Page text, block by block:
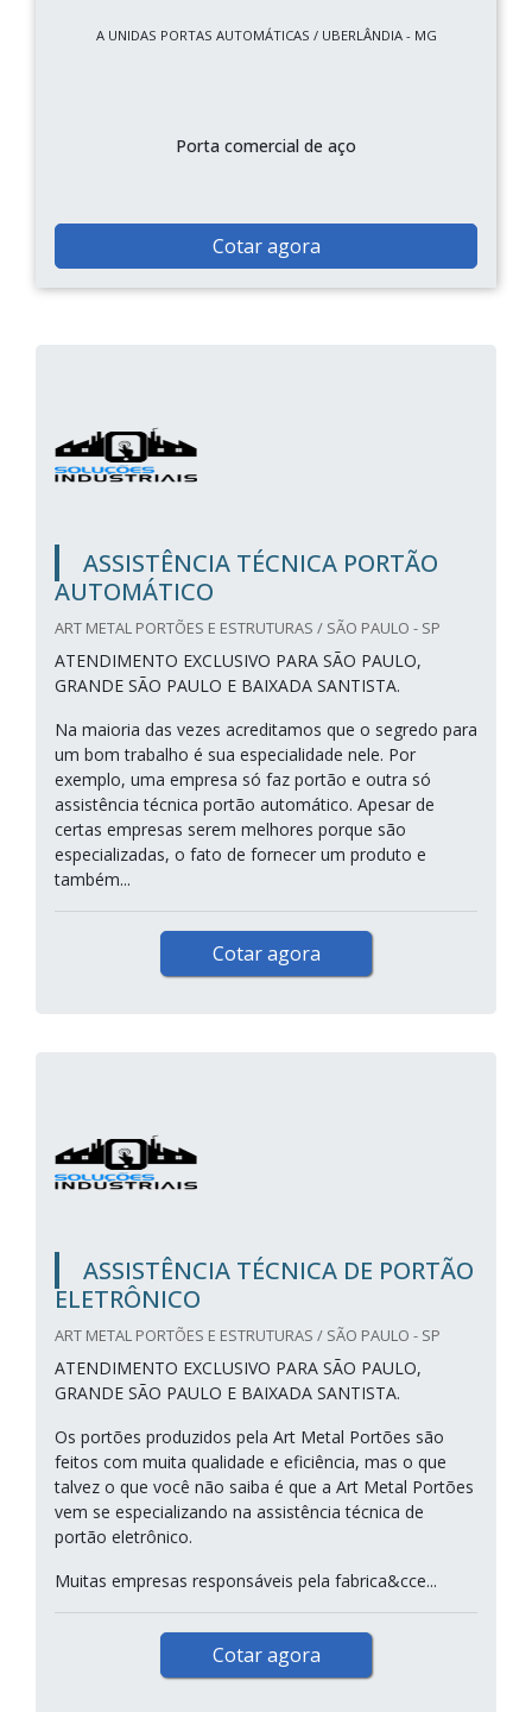
A UNIDAS PORTAS AUTOMÁTICAS / UBERLÂNDIA - MG
Porta comercial de aço
Cotar agora
ASSISTÊNCIA TÉCNICA PORTÃO
AUTOMÁTICO
ART METAL PORTÕES E ESTRUTURAS / SÃO PAULO - SP
ATENDIMENTO EXCLUSIVO PARA SÃO PAULO,
GRANDE SÃO PAULO E BAIXADA SANTISTA.
Na maioria das vezes acreditamos que o segredo para
um bom trabalho é sua especialidade nele. Por
exemplo, uma empresa só faz portão e outra só
assistência técnica portão automático. Apesar de
certas empresas serem melhores porque são
especializadas, o fato de fornecer um produto e
também...
Cotar agora
ASSISTÊNCIA TÉCNICA DE PORTÃO
ELETRÔNICO
ART METAL PORTÕES E ESTRUTURAS / SÃO PAULO - SP
ATENDIMENTO EXCLUSIVO PARA SÃO PAULO,
GRANDE SÃO PAULO E BAIXADA SANTISTA.
Os portões produzidos pela Art Metal Portões são
feitos com muita qualidade e eficiência, mas o que
talvez o que você não saiba é que a Art Metal Portões
vem se especializando na assistência técnica de
portão eletrônico.
Muitas empresas responsáveis pela fabrica&cce...
Cotar agora